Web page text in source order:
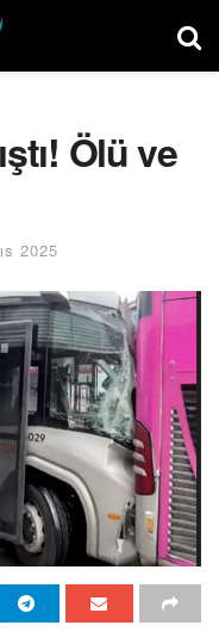
Ölü ve
2025